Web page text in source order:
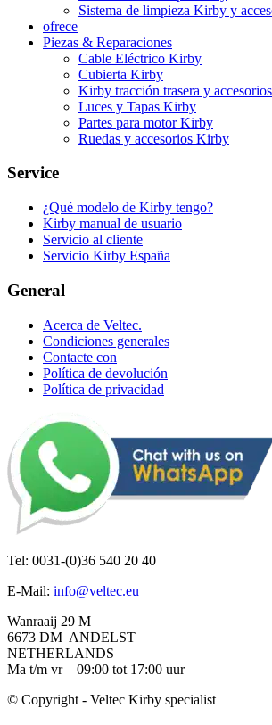
Sistema de limpieza Kirby y
ofrece
Piezas & Reparaciones
Cable Eléctrico Kirby
Cubierta Kirby
Kirby tracción trasera y accesorios
Luces y Tapas Kirby
Partes para motor Kirby
Ruedas y accesorios Kirby
Service
¿Qué modelo de Kirby tengo?
Kirby manual de usuario
Servicio al cliente
Servicio Kirby España
General
Acerca de Veltec.
Condiciones generales
Contacte con
Política de devolución
Política de privacidad
Tel: 0031-(0)36 540 20 40
E-Mail: info@veltec.eu
Wanraaij 29 M
6673 DM ANDELST
NETHERLANDS
Ma t/m vr – 09:00 tot 17:00 uur
© Copyright - Veltec Kirby specialist